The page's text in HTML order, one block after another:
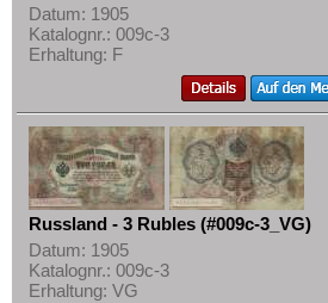
Datum: 1905
Katalognr.: 009c-3
Erhaltung: F
Russland - 3 Rubles (#009c-3_VG)
Datum: 1905
Katalognr.: 009c-3
Erhaltung: VG